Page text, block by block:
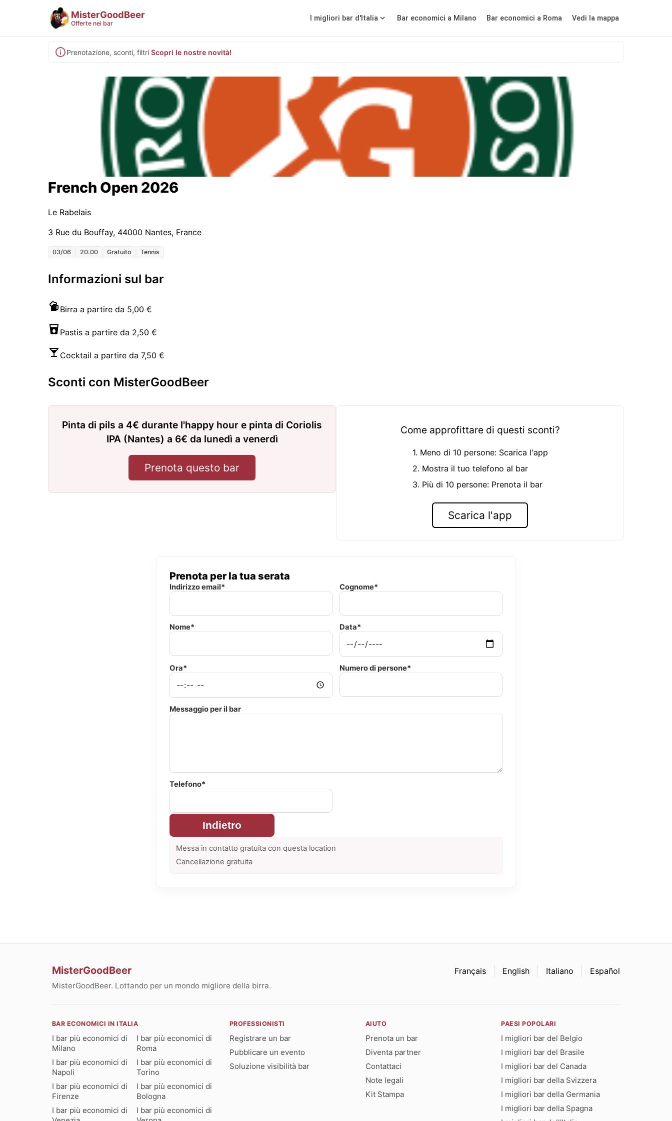
MisterGoodBeer
Offerte nei bar
I migliori bar d'Italia Bar economici a Milano Bar economici a Roma Vedi la mappa
Prenotazione, sconti, filtri Scopri le nostre novità!
French Open 2026
Le Rabelais
3 Rue du Bouffay, 44000 Nantes, France
03/06 20:00 Gratuito Tennis
Informazioni sul bar
Birra a partire da 5,00 €
Pastis a partire da 2,50 €
Cocktail a partire da 7,50 €
Sconti con MisterGoodBeer
Pinta di pils a 4€ durante l'happy hour e pinta di Coriolis
IPA (Nantes) a 6€ da lunedì a venerdì
Prenota questo bar
Come approfittare di questi sconti?
1. Meno di 10 persone: Scarica l'app
2. Mostra il tuo telefono al bar
3. Più di 10 persone: Prenota il bar
Scarica l'app
Prenota per la tua serata
Indirizzo email* Cognome*
Nome* Data*
Ora* Numero di persone*
Messaggio per il bar
Telefono*
Indietro
Messa in contatto gratuita con questa location
Cancellazione gratuita
MisterGoodBeer
MisterGoodBeer. Lottando per un mondo migliore della birra.
Français English Italiano Español
BAR ECONOMICI IN ITALIA
I bar più economici di
Milano
I bar più economici di
Roma
I bar più economici di
Napoli
I bar più economici di
Torino
I bar più economici di
Firenze
I bar più economici di
Bologna
I bar più economici di
I bar più economici di
PROFESSIONISTI
Registrare un bar
Pubblicare un evento
Soluzione visibilità bar
AIUTO
Prenota un bar
Diventa partner
Contattaci
Note legali
Kit Stampa
PAESI POPOLARI
I migliori bar del Belgio
I migliori bar del Brasile
I migliori bar del Canada
I migliori bar della Svizzera
I migliori bar della Germania
I migliori bar della Spagna